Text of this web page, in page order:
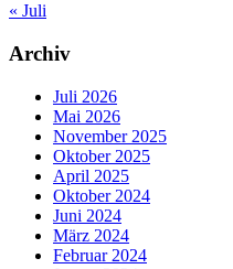
« Juli
Archiv
Juli 2026
Mai 2026
November 2025
Oktober 2025
April 2025
Oktober 2024
Juni 2024
März 2024
Februar 2024